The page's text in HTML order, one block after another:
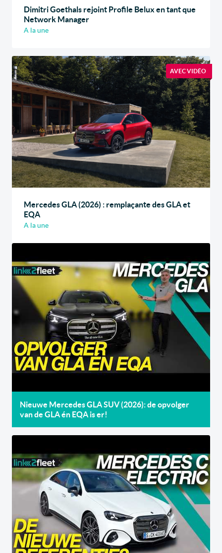
Dimitri Goethals rejoint Profile Belux en tant que
Network Manager
A la une
AVEC VIDÉO
Mercedes GLA (2026) : remplaçante des GLA et
EQA
A la une
Nieuwe Mercedes GLA SUV (2026): de opvolger
van de GLA én EQA is er!